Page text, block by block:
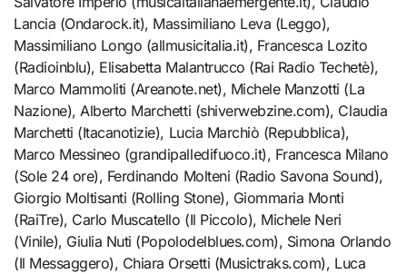
Lancia (Ondarock.it), Massimiliano Leva (Leggo),
Massimiliano Longo (allmusicitalia.it), Francesca Lozito
(Radioinblu), Elisabetta Malantrucco (Rai Radio Techetè),
Marco Mammoliti (Areanote.net), Michele Manzotti (La
Nazione), Alberto Marchetti (shiverwebzine.com), Claudia
Marchetti (Itacanotizie), Lucia Marchiò (Repubblica),
Marco Messineo (grandipalledifuoco.it), Francesca Milano
(Sole 24 ore), Ferdinando Molteni (Radio Savona Sound),
Giorgio Moltisanti (Rolling Stone), Giommaria Monti
(RaiTre), Carlo Muscatello (Il Piccolo), Michele Neri
(Vinile), Giulia Nuti (Popolodelblues.com), Simona Orlando
(Il Messaggero), Chiara Orsetti (Musictraks.com), Luca